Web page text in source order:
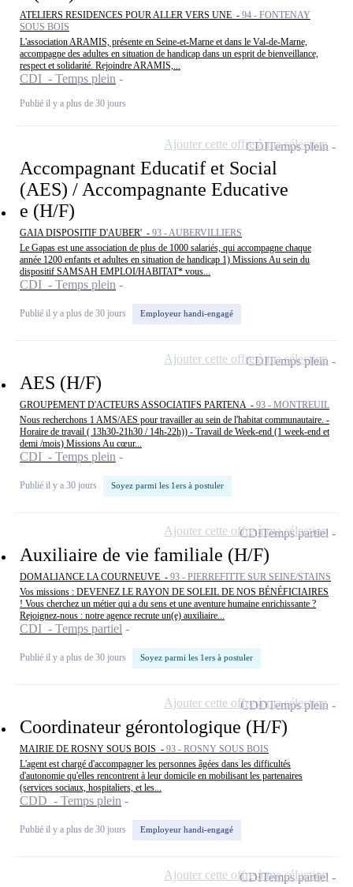
ATELIERS RESIDENCES POUR ALLER VERS UNE - 94 - FONTENAY
SOUS BOIS
L'association ARAMIS, présente en Seine-et-Marne et dans le Val-de-Marne,
accompagne des adultes en situation de handicap dans un esprit de bienveillance,
respect et solidarité. Rejoindre ARAMIS,...
CDI - Temps plein
Publié il y a plus de 30 jours
Accompagnant Educatif et Social
(AES) / Accompagnante Educative
e (H/F)
GAIA DISPOSITIF D'AUBER' - 93 - AUBERVILLIERS
Le Gapas est une association de plus de 1000 salariés, qui accompagne chaque
année 1200 enfants et adultes en situation de handicap 1) Missions Au sein du
dispositif SAMSAH EMPLOI/HABITAT* vous...
CDI - Temps plein
Publié il y a plus de 30 jours Employeur handi-engagé
CDITemps plein
Ajouter cette offre à ma sélection
AES (H/F)
GROUPEMENT D'ACTEURS ASSOCIATIFS PARTENA - 93 - MONTREUIL
Nous recherchons 1 AMS/AES pour travailler au sein de l'habitat communautaire. -
Horaire de travail ( 13h30-21h30 / 14h-22h)) - Travail de Week-end (1 week-end et
demi /mois) Missions Au cœur...
CDI - Temps plein
Publié il y a 30 jours Soyez parmi les 1ers à postuler
CDITemps plein
Ajouter cette offre à ma sélection
Auxiliaire de vie familiale (H/F)
DOMALIANCE LA COURNEUVE - 93 - PIERREFITTE SUR SEINE/STAINS
Vos missions : DEVENEZ LE RAYON DE SOLEIL DE NOS BÉNÉFICIAIRES
! Vous cherchez un métier qui a du sens et une aventure humaine enrichissante ?
Rejoignez-nous : notre agence recrute un(e) auxiliaire...
CDI - Temps partiel
Publié il y a plus de 30 jours Soyez parmi les 1ers à postuler
CDITemps partiel
Ajouter cette offre à ma sélection
Coordinateur gérontologique (H/F)
MAIRIE DE ROSNY SOUS BOIS - 93 - ROSNY SOUS BOIS
L'agent est chargé d'accompagner les personnes âgées dans les difficultés
d'autonomie qu'elles rencontrent à leur domicile en mobilisant les partenaires
(services sociaux, hospitaliers, et les...
CDD - Temps plein
Publié il y a plus de 30 jours Employeur handi-engagé
CDDTemps plein
Ajouter cette offre à ma sélection
CDITemps partiel
Ajouter cette offre à ma sélection